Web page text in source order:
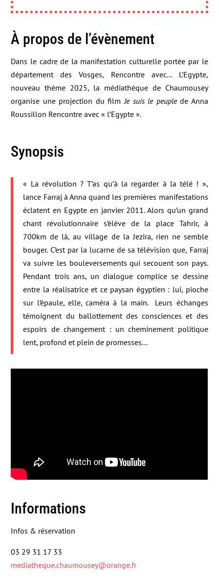
À propos de l’évènement
Dans le cadre de la manifestation culturelle portée par le
département des Vosges, Rencontre avec… L’Egypte,
nouveau thème 2025, la médiathèque de Chaumousey
organise une projection du film Je suis le peuplede Anna
Roussillon Rencontre avec « l’Egypte ».
Synopsis
« La révolution ? T’as qu’à la regarder à la télé ! »,
lance Farraj à Anna quand les premières manifestations
éclatent en Egypte en janvier 2011. Alors qu’un grand
chant révolutionnaire s’élève de la place Tahrir, à
700km de là, au village de la Jezira, rien ne semble
bouger. C’est par la lucarne de sa télévision que, Farraj
va suivre les bouleversements qui secouent son pays.
Pendant trois ans, un dialogue complice se dessine
entre la réalisatrice et ce paysan égyptien : lui, pioche
sur l’épaule, elle, caméra à la main. Leurs échanges
témoignent du ballottement des consciences et des
espoirs de changement : un cheminement politique
lent, profond et plein de promesses…
Informations
Infos & réservation
03 29 31 17 33
mediatheque.chaumousey@orange.fr